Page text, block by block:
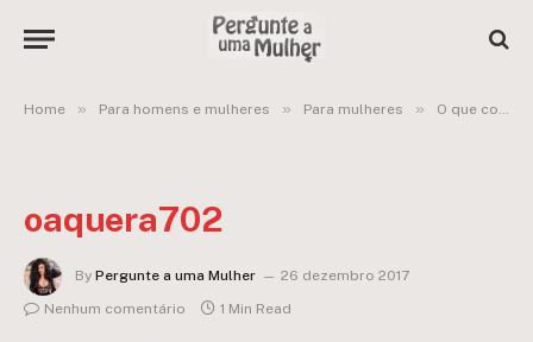
Home » Para homens e mulheres » Para mulheres » O que conversar quando conseguir ficar a sós com ela?
oaquera702
By Pergunte a uma Mulher
26 dezembro 2017
Nenhum comentário
1 Min Read